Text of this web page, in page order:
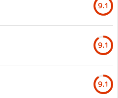
9.1
9.1
9.1